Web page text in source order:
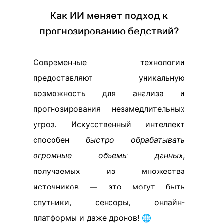
Как ИИ меняет подход к
прогнозированию бедствий?
Современные технологии
предоставляют уникальную
возможность для анализа и
прогнозирования незамедлительных
угроз. Искусственный интеллект
способен быстро обрабатывать
огромные объемы данных,
получаемых из множества
источников — это могут быть
спутники, сенсоры, онлайн-
платформы и даже дронов! 🌐